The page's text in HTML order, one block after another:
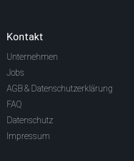
Kontakt
Unternehmen
Jobs
AGB & Datenschutzerklärung
FAQ
Datenschutz
Impressum